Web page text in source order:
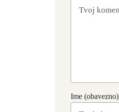
Ime (obavezno)